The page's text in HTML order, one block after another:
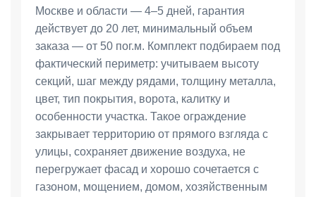
Москве и области — 4–5 дней, гарантия
действует до 20 лет, минимальный объем
заказа — от 50 пог.м. Комплект подбираем под
фактический периметр: учитываем высоту
секций, шаг между рядами, толщину металла,
цвет, тип покрытия, ворота, калитку и
особенности участка. Такое ограждение
закрывает территорию от прямого взгляда с
улицы, сохраняет движение воздуха, не
перегружает фасад и хорошо сочетается с
газоном, мощением, домом, хозяйственным